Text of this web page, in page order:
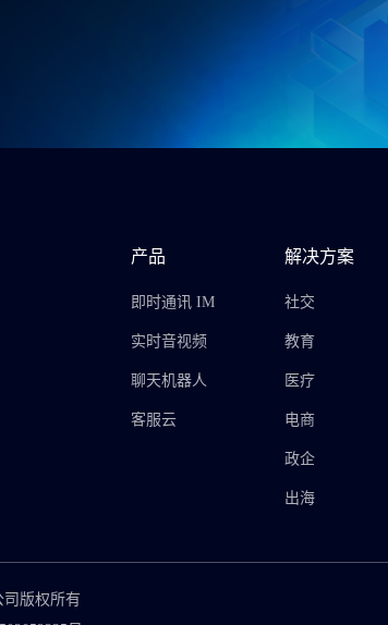
产品
即时通讯 IM
实时音视频
聊天机器人
客服云
解决方案
社交
教育
医疗
电商
政企
出海
司版权所有